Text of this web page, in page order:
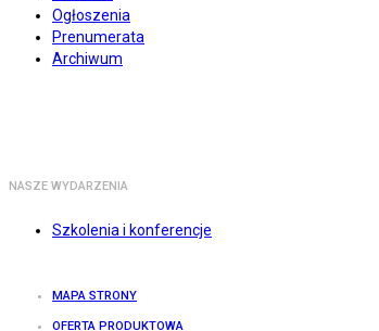
Ogłoszenia
Prenumerata
Archiwum
NASZE WYDARZENIA
Szkolenia i konferencje
MAPA STRONY
OFERTA PRODUKTOWA